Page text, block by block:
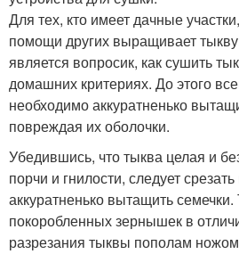
Для тех, кто имеет дачные
помощи других выращивает
является вопросик, как сушить
домашних критериях. До этого
необходимо аккуратненько
повреждая их оболочки.
Убедившись, что тыква целая и
порчи и гнилости, следует
аккуратненько вытащить
покоробленных зернышек в
разрезания тыквы пополам